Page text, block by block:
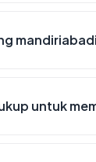
untuk